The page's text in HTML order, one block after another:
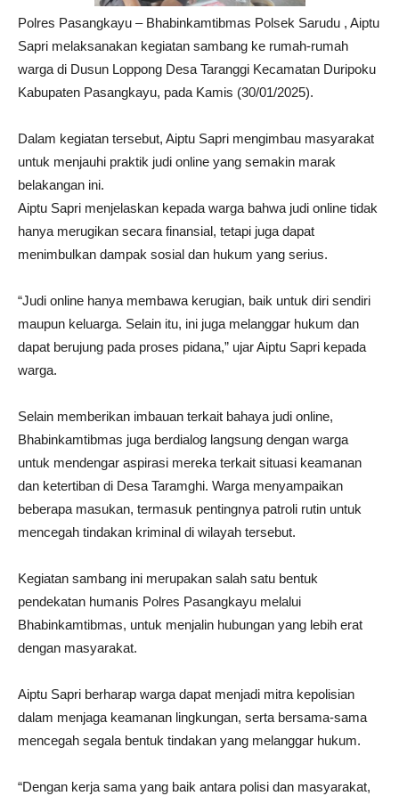
Polres Pasangkayu – Bhabinkamtibmas Polsek Sarudu , Aiptu
Sapri melaksanakan kegiatan sambang ke rumah-rumah
warga di Dusun Loppong Desa Taranggi Kecamatan Duripoku
Kabupaten Pasangkayu, pada Kamis (30/01/2025).
Dalam kegiatan tersebut, Aiptu Sapri mengimbau masyarakat
untuk menjauhi praktik judi online yang semakin marak
belakangan ini.
Aiptu Sapri menjelaskan kepada warga bahwa judi online tidak
hanya merugikan secara finansial, tetapi juga dapat
menimbulkan dampak sosial dan hukum yang serius.
“Judi online hanya membawa kerugian, baik untuk diri sendiri
maupun keluarga. Selain itu, ini juga melanggar hukum dan
dapat berujung pada proses pidana,” ujar Aiptu Sapri kepada
warga.
Selain memberikan imbauan terkait bahaya judi online,
Bhabinkamtibmas juga berdialog langsung dengan warga
untuk mendengar aspirasi mereka terkait situasi keamanan
dan ketertiban di Desa Taramghi. Warga menyampaikan
beberapa masukan, termasuk pentingnya patroli rutin untuk
mencegah tindakan kriminal di wilayah tersebut.
Kegiatan sambang ini merupakan salah satu bentuk
pendekatan humanis Polres Pasangkayu melalui
Bhabinkamtibmas, untuk menjalin hubungan yang lebih erat
dengan masyarakat.
Aiptu Sapri berharap warga dapat menjadi mitra kepolisian
dalam menjaga keamanan lingkungan, serta bersama-sama
mencegah segala bentuk tindakan yang melanggar hukum.
“Dengan kerja sama yang baik antara polisi dan masyarakat,